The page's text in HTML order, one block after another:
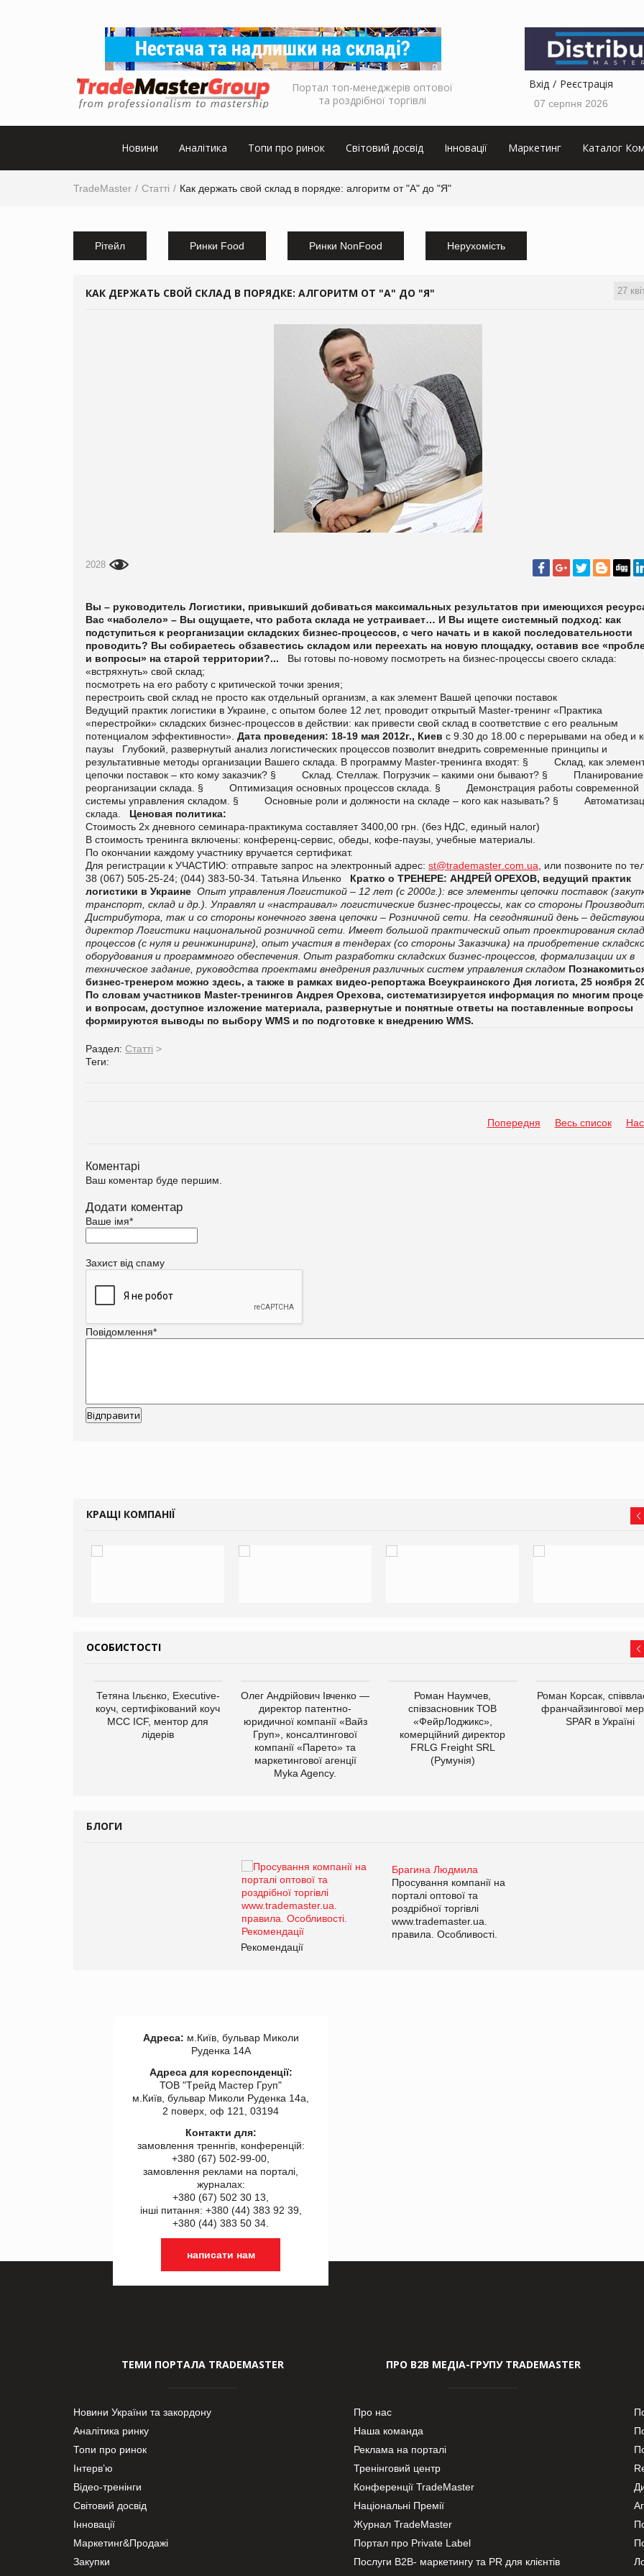
Портал топ-менеджерів оптової
та роздрібної торгівлі
Вхід Реєстрація
07 серпня 2026
Новини Аналітика Топи про ринок Світовий досвід Інновації Маркетинг Каталог
TradeMaster Статті Как держать свой склад в порядке: алгоритм от "А" до "Я"
Рітейл Ринки Food Ринки NonFood Нерухомість
27
КАК ДЕРЖАТЬ СВОЙ СКЛАД В ПОРЯДКЕ: АЛГОРИТМ ОТ "А" ДО "Я"
2028
Вы – руководитель Логистики, привыкший добиваться максимальных результатов при имеющихся
Вас «наболело» – Вы ощущаете, что работа склада не устраивает… И Вы ищете системный подход: как
подступиться к реорганизации складских бизнес-процессов, с чего начать и в какой последовательности
проводить? Вы собираетесь обзавестись складом или переехать на новую площадку, оставив все
и вопросы» на старой территории?...
Вы готовы по-новому посмотреть на бизнес-процессы своего склада:
«встряхнуть» свой склад;
посмотреть на его работу с критической точки зрения;
перестроить свой склад не просто как отдельный организм, а как элемент Вашей цепочки поставок
Ведущий практик логистики в Украине , с опытом более 12 лет, проводит открытый Master-тренинг «Практика
«перестройки» складских бизнес-процессов в действии: как привести свой склад в соответствие с его реальным
потенциалом эффективности». Дата проведения: 18-19 мая 2012г., Киев с 9.30 до 18.00 с перерывами на обед и
паузы
Глубокий, развернутый анализ логистических процессов позволит внедрить современные принципы и
результативные методы организации Вашего склада. В программу Master-тренинга входят: § Склад, как
цепочки поставок – кто кому заказчик? § Склад. Стеллаж. Погрузчик – какими они бывают? § Планирование
реорганизации склада.
§ Оптимизация основных процессов склада. § Демонстрация работы современной
системы управления складом.
§ Основные роли и должности на складе – кого как называть? §
склада.
Ценовая политика:
Стоимость 2х дневного семинара-практикума составляет 3400,00 грн. (без НДС, единый налог)
В стоимость тренинга включены: конференц-сервис, обеды, кофе-паузы, учебные материалы.
По окончании каждому участнику вручается сертификат.
Для регистрации к УЧАСТИЮ: отправьте запрос на электронный адрес: st@trademaster com ua , или позвоните по
38 (067) 505-25-24; (044) 383-50-34. Татьяна Ильенко
Кратко о ТРЕНЕРЕ: АНДРЕЙ ОРЕХОВ, ведущий практик
логистики в Украине Опыт управления Логистикой – 12 лет (с 2000г.): все элементы цепочки поставок
транспорт, склад и др.). Управлял и «настраивал» логистические бизнес-процессы, как со стороны
Дистрибутора, так и со стороны конечного звена цепочки – Розничной сети. На сегодняшний день –
директор Логистики национальной розничной сети. Имеет большой практический опыт проектирования
процессов (с нуля и реинжиниринг), опыт участия в тендерах (со стороны Заказчика) на приобретение
оборудования и программного обеспечения Опыт разработки складских бизнес-процессов, формализации их в
техническое задание, руководства проектами внедрения различных систем управления складом
бизнес-тренером можно здесь, а также в рамках видео-репортажа Всеукраинского Дня логиста, 25 ноября
По словам участников Master-тренингов Андрея Орехова, систематизируется информация по многим
и вопросам, доступное изложение материала, развернутые и понятные ответы на поставленные вопросы
формируются выводы по выбору WMS и по подготовке к внедрению WMS.
Раздел: Статті >
Теги:
Попередня Весь список
Коментарі
Ваш коментар буде першим.
Додати коментар
Ваше імя*
Захист від спаму
Повідомлення*
КРАЩІ КОМПАНІЇ
ОСОБИСТОСТІ
Тетяна Ільєнко, Executive-
коуч, сертифікований коуч
МСС ICF, ментор для
лідерів
Олег Андрійович Івченко —
директор патентно-
юридичної компанії «Вайз
Груп», консалтингової
компанії «Парето» та
маркетингової агенції
Myka Agency.
Роман Наумчев,
співзасновник ТОВ
«ФейрЛоджикс»,
комерційний директор
FRLG Freight SRL
(Румунія)
Роман Корсак,
франчайзингової
SPAR в Україні
БЛОГИ
Брагина Людмила
Просування компанії на
порталі оптової та
роздрібної торгівлі
www.trademaster.ua.
правила. Особливості.
Рекомендації
Адреса: м.Київ, бульвар Миколи
Руденка 14А
Адреса для кореспонденції:
ТОВ "Tрейд Мастер Груп"
м.Київ, бульвар Миколи Руденка 14а,
2 поверх, оф 121, 03194
Контакти для:
замовлення треннгів, конференцій:
+380 (67) 502-99-00,
замовлення реклами на порталі,
журналах:
+380 (67) 502 30 13,
інші питання: +380 (44) 383 92 39,
+380 (44) 383 50 34.
написати нам
ТЕМИ ПОРТАЛА TRADEMASTER
Новини України та закордону
Аналітика ринку
Топи про ринок
Інтерв’ю
Відео-тренінги
Світовий досвід
Інновації
Маркетинг&Продажі
Закупки
ПРО В2В МЕДІА-ГРУПУ TRADEMASTER
Про нас
Наша команда
Реклама на порталі
Тренінговий центр
Конференції TradeMaster
Національні Премії
Журнал TradeMaster
Портал про Private Label
Послуги В2В- маркетингу та PR для клієнтів